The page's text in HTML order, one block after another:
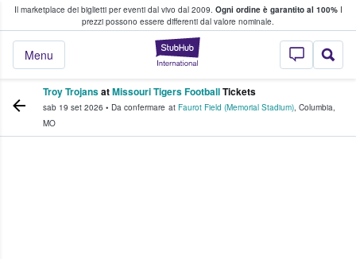
Il marketplace dei biglietti per eventi dal vivo dal 2009. Ogni ordine è garantito al 100%I
prezzi possono essere differenti dal valore nominale.
StubHub - Dove
Menu
fan comprano e vendono biglietti
Troy TrojansatMissouri Tigers FootballTickets
sab 19 set 2026 • Da confermare at Faurot Field (Memorial Stadium), Columbia,
MO